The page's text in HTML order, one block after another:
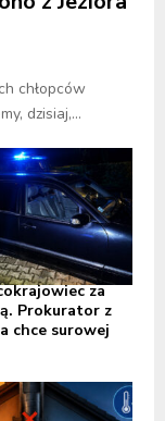
chłopców
dzisiaj,...
za
Prokurator z
chce surowej